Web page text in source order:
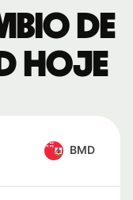
de
hoje
BMD